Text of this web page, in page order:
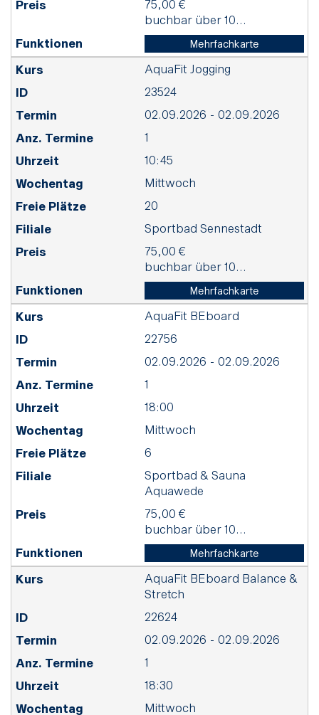
75,00 €
buchbar über 10...
Mehrfachkarte
AquaFit Jogging
23524
02.09.2026 - 02.09.2026
1
10:45
Mittwoch
20
Sportbad Sennestadt
75,00 €
buchbar über 10...
Mehrfachkarte
AquaFit BEboard
22756
02.09.2026 - 02.09.2026
1
18:00
Mittwoch
6
Sportbad & Sauna
Aquawede
75,00 €
buchbar über 10...
Mehrfachkarte
AquaFit BEboard Balance &
Stretch
22624
02.09.2026 - 02.09.2026
1
18:30
Mittwoch